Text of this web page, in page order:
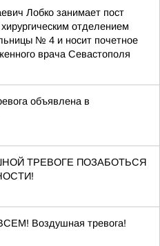
Лобко занимает пост
отделением
№ 4 и носит почетное
врача Севастополя
объявлена в
ТРЕВОГЕ ПОЗАБОТЬСЯ
Воздушная тревога!